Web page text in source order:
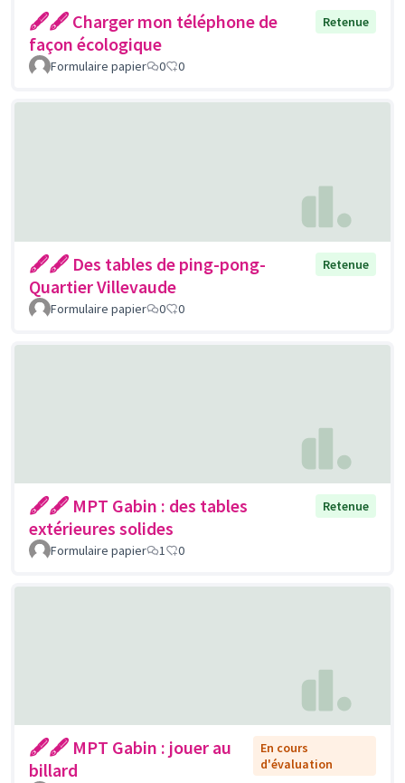
🖋🖋 Charger mon téléphone de
façon écologique
Retenue
Formulaire papier 0 0
🖋🖋 Des tables de ping-pong-
Quartier Villevaude
Retenue
Formulaire papier 0 0
🖋🖋 MPT Gabin : des tables
extérieures solides
Retenue
Formulaire papier 1 0
🖋🖋 MPT Gabin : jouer au
billard
En cours
d'évaluation